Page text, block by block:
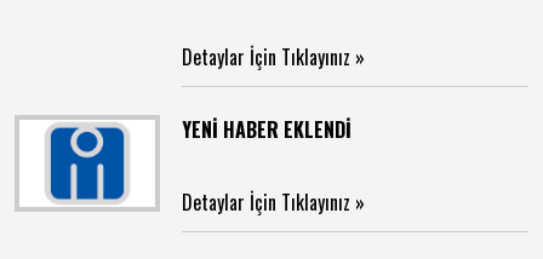
Detaylar İçin Tıklayınız »
YENİ HABER EKLENDİ
Detaylar İçin Tıklayınız »